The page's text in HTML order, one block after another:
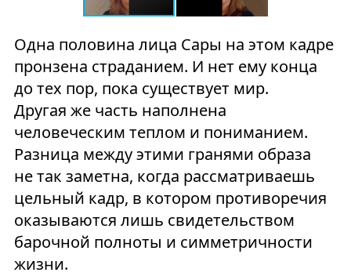
Одна половина лица Сары на этом кадре
пронзена страданием. И нет ему конца
до тех пор, пока существует мир.
Другая же часть наполнена
человеческим теплом и пониманием.
Разница между этими гранями образа
не так заметна, когда рассматриваешь
цельный кадр, в котором противоречия
оказываются лишь свидетельством
барочной полноты и симметричности
жизни.